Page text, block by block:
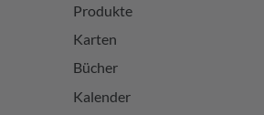
Produkte
Karten
Bücher
Kalender